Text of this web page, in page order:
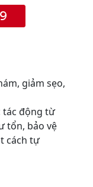
giảm sẹo,
tác động từ
tổn, bảo vệ
cách tự